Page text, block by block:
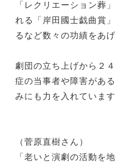
「レクリエーション葬
れる「岸田國士戯曲賞
るなど数々の功績をあげ
劇団の立ち上げから２
症の当事者や障害があ
みにも力を入れています
（菅原直樹さん）
「老いと演劇の活動を